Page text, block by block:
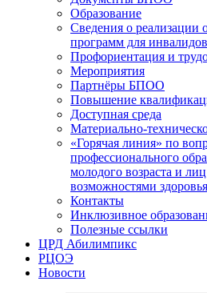
Образование
Сведения о реализации
программ для
Профориентация и
Мероприятия
Партнёры БПОО
Повышение
Доступная среда
Материально-
«Горячая линия» по
профессионального
молодого возраста и
возможностями здоровья
Контакты
Инклюзивное
Полезные ссылки
ЦРД Абилимпикс
РЦОЭ
Новости